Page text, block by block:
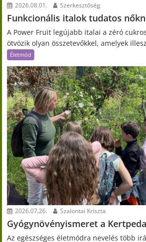
2026.08.01. Szerkesztőség
Funkcionális italok tudatos
A Power Fruit legújabb italai a zéró
ötvözik olyan összetevőkkel, amelyek
Életmód
2026.07.26. Szalontai Kriszta
Gyógynövényismeret a
Az egészséges életmódra nevelés több